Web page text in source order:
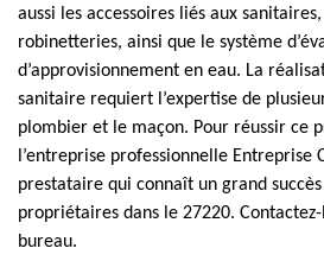
aussi les accessoires liés aux
robinetteries, ainsi que le système
d’approvisionnement en eau. La
sanitaire requiert l’expertise de
plombier et le maçon. Pour réussir ce
l’entreprise professionnelle Entreprise
prestataire qui connaît un grand
propriétaires dans le 27220.
bureau.